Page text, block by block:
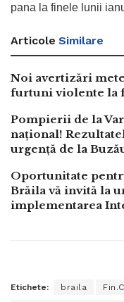
pana la finele lunii
Articole Similare
Noi avertizări
furtuni violente la
Pompierii de la
național!
urgență de la
Oportunitate
Brăila vă invită la
implementarea
Etichete: braila